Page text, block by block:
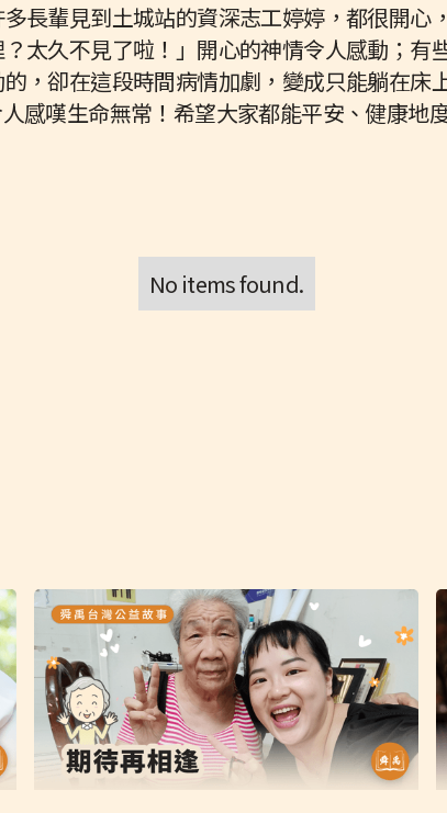
長輩見到土城站的資深志工婷婷，都很開心
？太久不見了啦！」開心的神情令人感動；有
，卻在這段時間病情加劇，變成只能躺在床
感嘆生命無常！希望大家都能平安、健康地
No items found.